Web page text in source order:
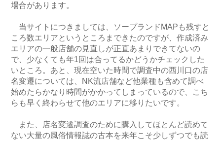
場合があります。
当サイトにつきましては、ソープランドMAPも残すと
ころ数エリアというところまできたのですが、作成済み
エリアの一般店舗の見直しが正直あまりできてないの
で、少なくても年1回は合ってるかどうかチェックした
いところ。あと、現在空いた時間で調査中の西川口の店
名変遷については、NK流店舗など他業種も含めて調べ
始めたらかなり時間がかかってしまっているので、こち
らも早く終わらせて他のエリアに移りたいです。
また、店名変遷調査のために購入してほとんど読めて
ない大量の風俗情報誌の古本を来年こそ少しずつでも読